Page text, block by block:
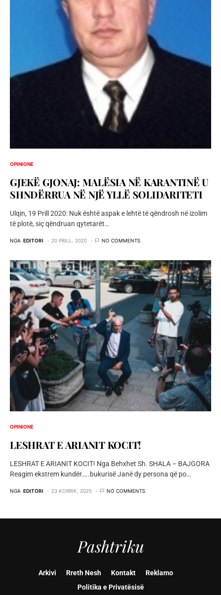
OPINIONE
GJEKË GJONAJ: MALËSIA NË KARANTINË U
SHNDËRRUA NË NJË YLLË SOLIDARITETI
Ulqin, 19 Prill 2020: Nuk është aspak e lehtë të qëndrosh në izolim
të plotë, siç qëndruan qytetarët…
NGA EDITORI 20 PRILL, 2020 NO COMMENTS
OPINIONE
LESHRAT E ARIANIT KOCIT!
LESHRAT E ARIANIT KOCIT! Nga Behxhet Sh. SHALA – BAJGORA
Reagim ekstrem kundër…..bukurisë Janë dy persona që po…
NGA EDITORI 23 KORRIK, 2025 NO COMMENTS
Pashtriku
Arkivi Rreth Nesh Kontakt
Reklamo
Politika e Privatësisë